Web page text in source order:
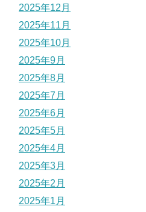
2025年12月
2025年11月
2025年10月
2025年9月
2025年8月
2025年7月
2025年6月
2025年5月
2025年4月
2025年3月
2025年2月
2025年1月